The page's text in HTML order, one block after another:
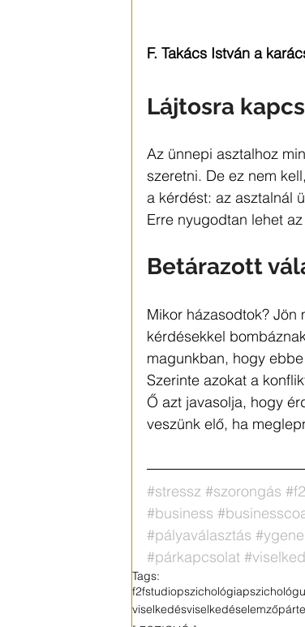
F. Takács István a
Lájtosra
Az ünnepi asztalhoz
szeretni. De ez nem
a kérdést: az asztalnál
Erre nyugodtan lehet
Betárazott
Mikor házasodtok? Jön
kérdésekkel
magunkban, hogy
Szerinte azokat a
Ő azt javasolja, hogy
veszünk elő, ha
#stressz #szorongás
#business
#pályaválasztás
#párkapcsolat
Tags:
f2fstudiopszichológia
viselkedésviselkedéselemző